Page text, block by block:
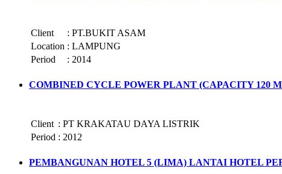
Client :
PT.BUKIT ASAM
Location
:
Period
COMBINED CYCLE POWER PLANT (CAPACITY 120
Client :
PT KRAKATAU DAYA LISTRIK
Period
PEMBANGUNAN HOTEL 5 (LIMA) LANTAI HOTEL